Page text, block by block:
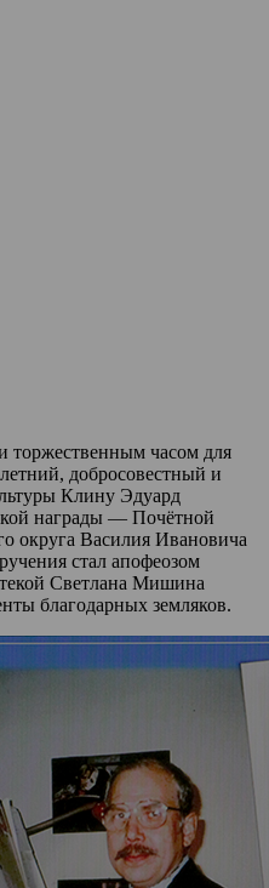
торжественным часом для
добросовестный и
Клину Эдуард
награды — Почётной
округа Василия Ивановича
стал апофеозом
Светлана Мишина
благодарных земляков.